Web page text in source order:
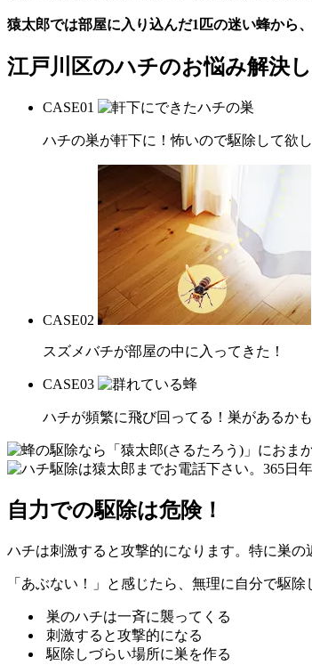
猿太郎では部屋に入り込んだ1匹の迷い蜂から
江戸川区のハチのお悩み解決し
CASE01
ハチの巣が軒下に！怖いので駆除して欲し
CASE02
スズメバチが部屋の中に入ってきた！
CASE03
ハチが頻繁に飛び回ってる！巣があるか
自力での駆除は危険！
ハチは刺激すると攻撃的になります。特に巣の
「あぶない！」と感じたら、無理に自分で駆除
巣のハチは一斉に襲ってくる
刺激すると攻撃的になる
駆除しづらい場所に巣を作る